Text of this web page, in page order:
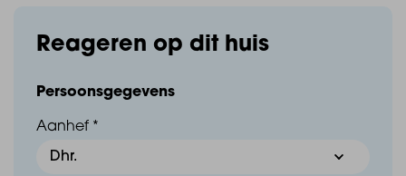
Reageren op dit huis
Persoonsgegevens
Aanhef *